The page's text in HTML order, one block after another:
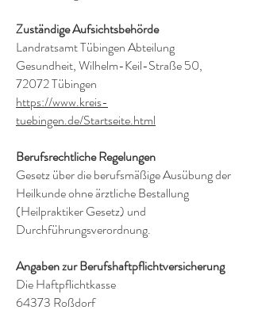
Zuständige Aufsichtsbehörde
Landratsamt Tübingen Abteilung
Gesundheit, Wilhelm-Keil-Straße 50,
72072 Tübingen
https://www.kreis-
tuebingen.de/Startseite.html
Berufsrechtliche Regelungen
Gesetz über die berufsmäßige Ausübung der
Heilkunde ohne ärztliche Bestallung
(Heilpraktiker Gesetz) und
Durchführungsverordnung.
Angaben zur Berufshaftpflichtversicherung
Die Haftpflichtkasse
64373 Roßdorf